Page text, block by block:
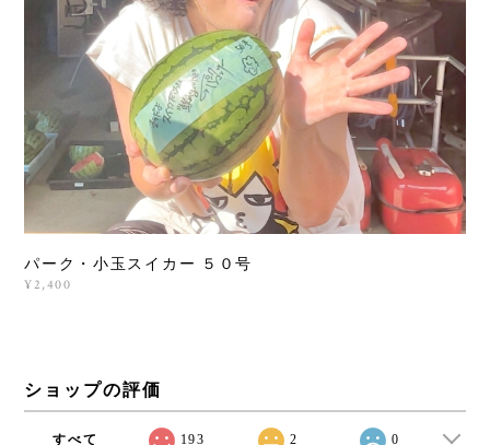
パーク・小玉スイカー ５０号
¥2,400
ショップの評価
すべて 193 2 0